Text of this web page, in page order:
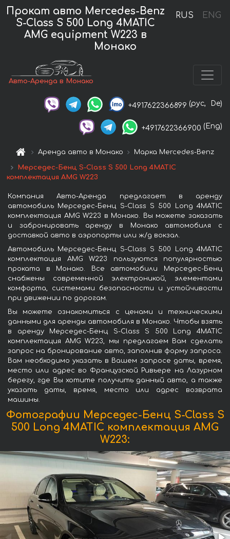
RUS ENG
Прокат авто Mercedes-Benz
S-Class S 500 Long 4MATIC
AMG equipment W223 в
Монако
Авто-Аренда в Монако
+4917622366899 (рус, De)
+4917622366900 (Eng)
Аренда авто в Монако Марка Mercedes-Benz
Мерседес-Бенц S-Class S 500 Long 4MATIC
комплектация AMG W223
Компания Авто-Аренда предлагает в аренду
автомобиль Мерседес-Бенц S-Class S 500 Long 4MATIC
комплектация AMG W223 в Монако. Вы можете заказать
и забронировать аренду в Монако автомобиля с
доставкой авто в аэропорты или ж/д вокзал.
Автомобиль Мерседес-Бенц S-Class S 500 Long 4MATIC
комплектация AMG W223 пользуются популярностью
проката в Монако. Все автомобили Мерседес-Бенц
снабжены современной электроникой, элементами
комфорта, системами безопасности и устойчивости
при движении по дорогам.
Вы можете ознакомиться с ценами и техническими
данными для аренды автомобиля в Монако. Чтобы взять
в аренду Мерседес-Бенц S-Class S 500 Long 4MATIC
комплектация AMG W223, мы предлагаем Вам сделать
запрос на бронирование авто, заполнив форму запроса.
Вам необходимо указать в Вашем запросе даты, время,
место или адрес во Французской Ривьере на Лазурном
берегу, где Вы хотите получить данный авто, а также
указать даты, время, место или адрес возврата
машины.
Фотографии Мерседес-Бенц S-Class S
500 Long 4MATIC комплектация AMG
W223: